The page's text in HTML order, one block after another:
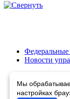
Федеральные
Новости
Мы
настройках